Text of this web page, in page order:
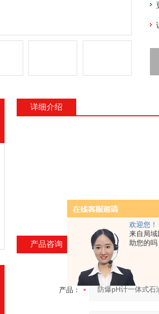
欢迎您！
来自局
助您的吗
详细介绍
产品咨询
产品：